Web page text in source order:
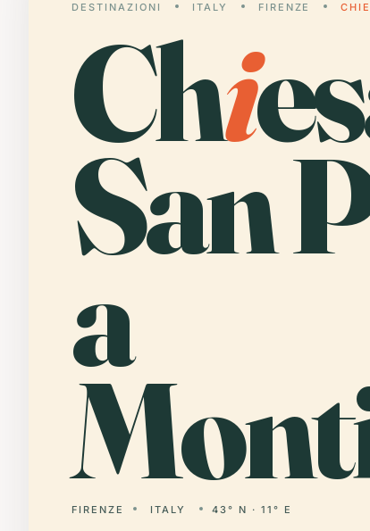
DESTINAZIONI ITALY FIRENZE
Chi
San
a
FIRENZE ITALY 43° N · 11° E